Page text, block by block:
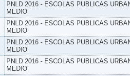
PNLD 2016 - ESCOLAS PUBLICAS
MEDIO
PNLD 2016 - ESCOLAS PUBLICAS
MEDIO
PNLD 2016 - ESCOLAS PUBLICAS
MEDIO
PNLD 2016 - ESCOLAS PUBLICAS
MEDIO